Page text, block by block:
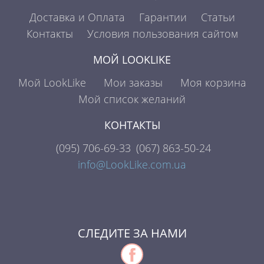
Доставка и Оплата
Гарантии
Статьи
Контакты
Условия пользования сайтом
МОЙ LOOKLIKE
Мой LookLike
Мои заказы
Моя корзина
Мой список желаний
КОНТАКТЫ
(095) 706-69-33 (067) 863-50-24
info@LookLike.com.ua
СЛЕДИТЕ ЗА НАМИ